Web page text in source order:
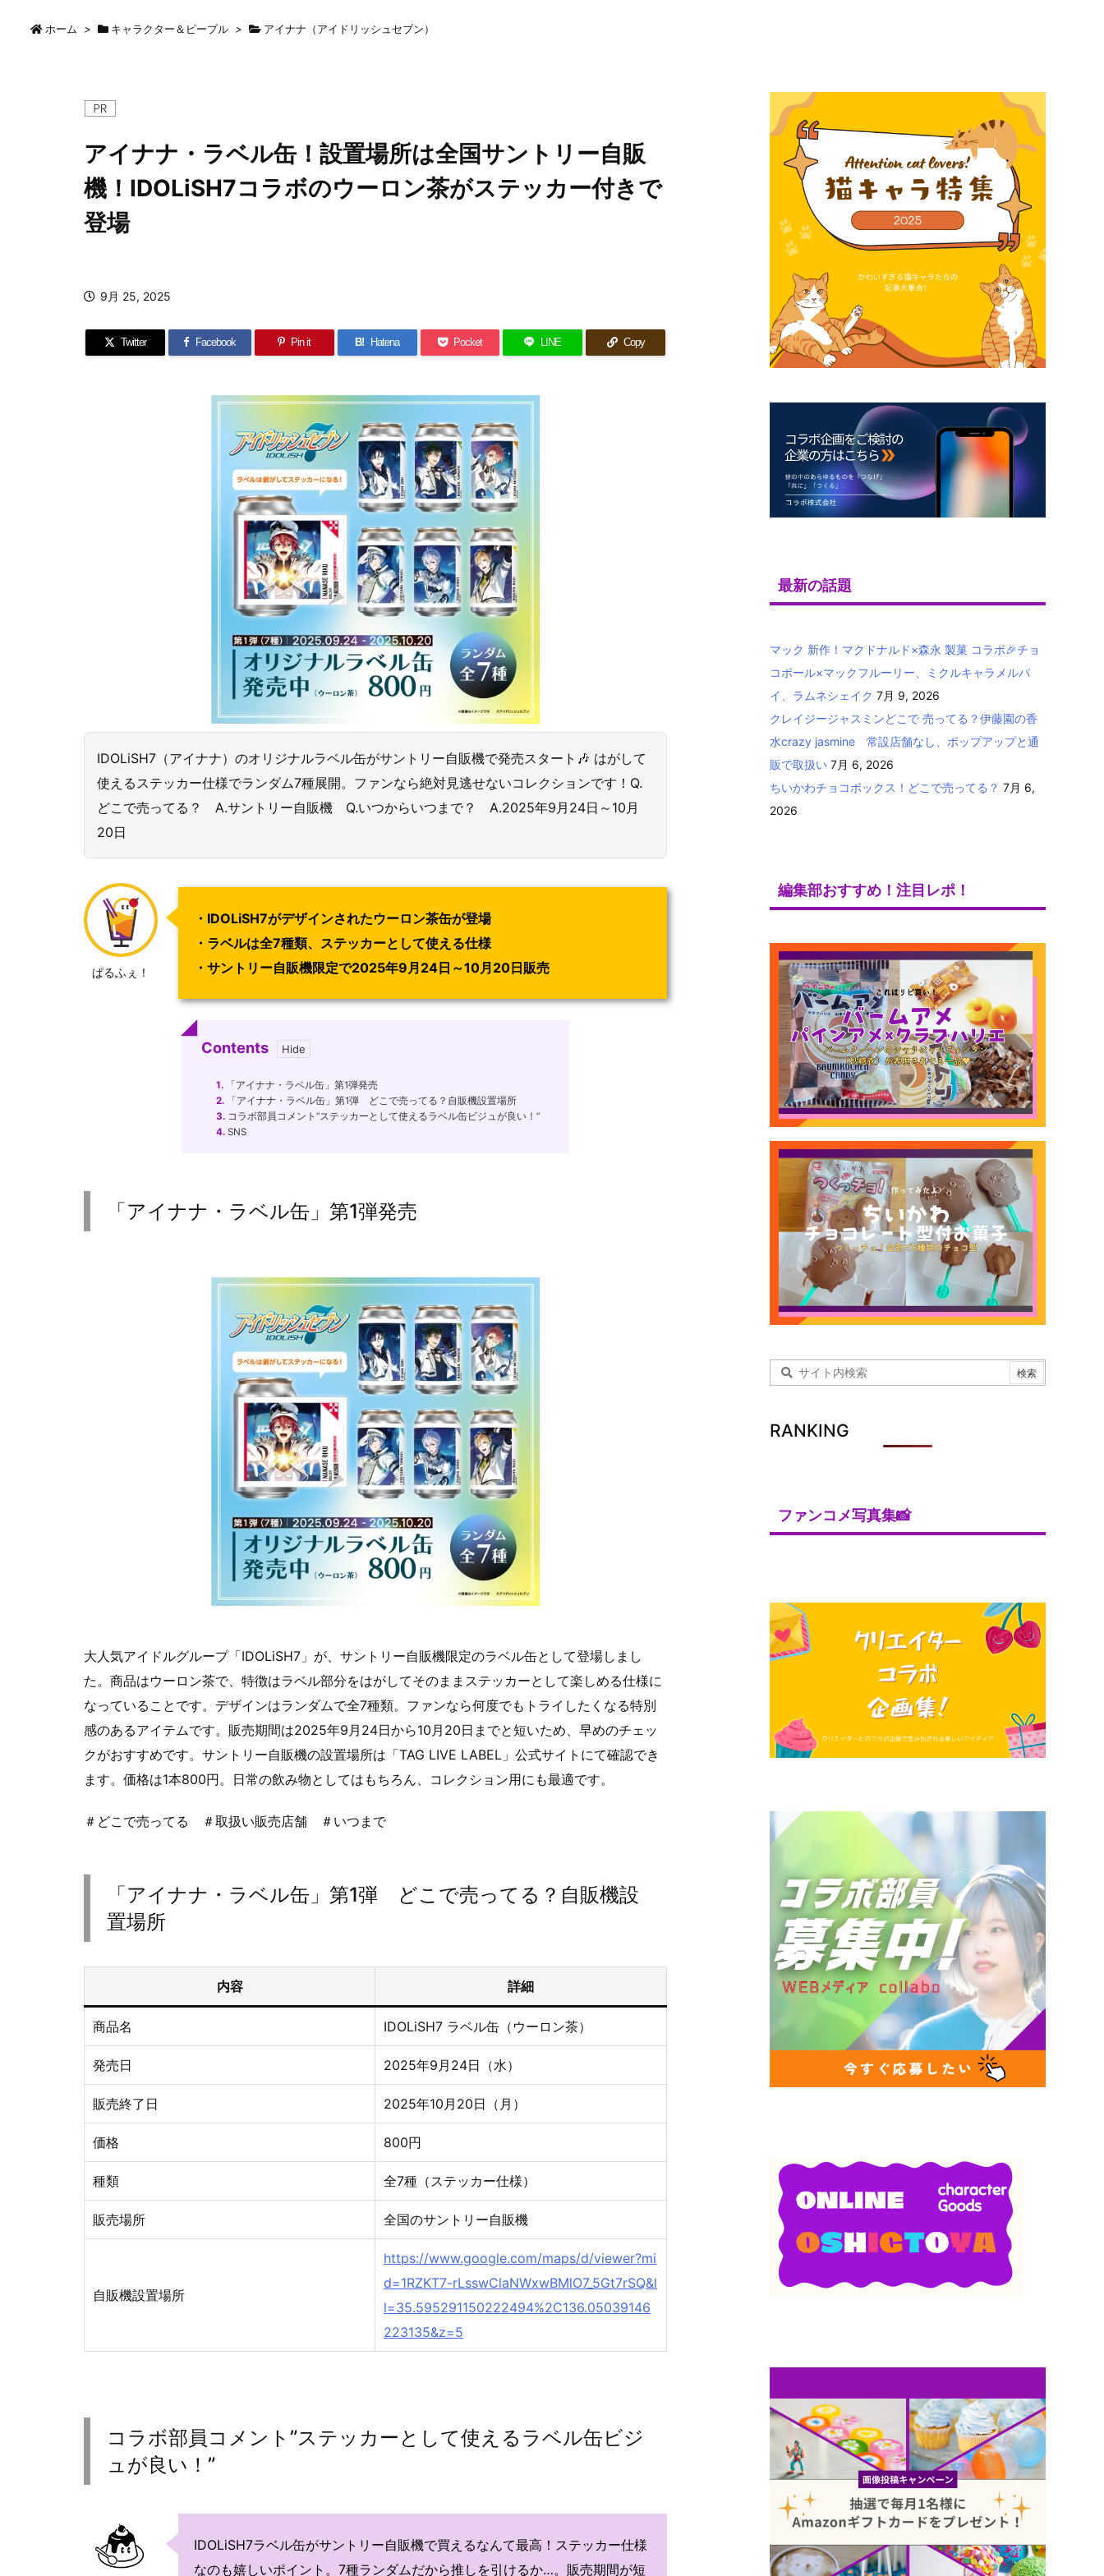
ホーム > キャラクター＆ピープル > アイナナ（アイドリッシュセブン）
アイナナ・ラベル缶！設置場所は全国サントリー自販
機！IDOLiSH7コラボのウーロン茶がステッカー付きで
登場
9月 25, 2025
Twitter Facebook Pin it B! Hatena Pocket LINE Copy
IDOLiSH7（アイナナ）のオリジナルラベル缶がサントリー自販機で発売スタート🎶 はがして
使えるステッカー仕様でランダム7種展開。ファンなら絶対見逃せないコレクションです！Q.
どこで売ってる？ A.サントリー自販機 Q.いつからいつまで？ A.2025年9月24日～10月
20日
ぱるふぇ！
・IDOLiSH7がデザインされたウーロン茶缶が登場
・ラベルは全7種類、ステッカーとして使える仕様
・サントリー自販機限定で2025年9月24日～10月20日販売
Contents
1. 「アイナナ・ラベル缶」第1弾発売
2. 「アイナナ・ラベル缶」第1弾 どこで売ってる？自販機設置場所
3. コラボ部員コメント”ステッカーとして使えるラベル缶ビジュが良い！”
4. SNS
「アイナナ・ラベル缶」第1弾発売
大人気アイドルグループ「IDOLiSH7」が、サントリー自販機限定のラベル缶として登場しまし
た。商品はウーロン茶で、特徴はラベル部分をはがしてそのままステッカーとして楽しめる仕様に
なっていることです。デザインはランダムで全7種類。ファンなら何度でもトライしたくなる特別
感のあるアイテムです。販売期間は2025年9月24日から10月20日までと短いため、早めのチェッ
クがおすすめです。サントリー自販機の設置場所は「TAG LIVE LABEL」公式サイトにて確認でき
ます。価格は1本800円。日常の飲み物としてはもちろん、コレクション用にも最適です。
＃どこで売ってる ＃取扱い販売店舗 ＃いつまで
「アイナナ・ラベル缶」第1弾 どこで売ってる？自販機設
置場所
内容 詳細
商品名 IDOLiSH7 ラベル缶（ウーロン茶）
発売日 2025年9月24日（水）
販売終了日 2025年10月20日（月）
価格 800円
種類 全7種（ステッカー仕様）
販売場所 全国のサントリー自販機
自販機設置場所
https://www.google.com/maps/d/viewer?mi
d=1RZKT7-rLsswClaNWxwBMlO7_5Gt7rSQ&l
l=35.595291150222494%2C136.05039146
223135&z=5
コラボ部員コメント”ステッカーとして使えるラベル缶ビジ
ュが良い！”
IDOLiSH7ラベル缶がサントリー自販機で買えるなんて最高！ステッカー仕様
なのも嬉しいポイント。7種ランダムだから推しを引けるか…。販売期間が短
最新の話題
マック 新作！マクドナルド×森永 製菓 コラボ🎉チョ
コボール×マックフルーリー、ミクルキャラメルパ
イ、ラムネシェイク 7月 9, 2026
クレイジージャスミンどこで 売ってる？伊藤園の香
水crazy jasmine 常設店舗なし、ポップアップと通
販で取扱い 7月 6, 2026
ちいかわチョコボックス！どこで売ってる？ 7月 6,
2026
編集部おすすめ！注目レポ！
RANKING
ファンコメ写真集📸